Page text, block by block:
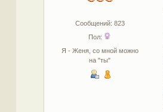
Сообщений: 823
Пол:
Я - Женя, со мной можно
на "ты"